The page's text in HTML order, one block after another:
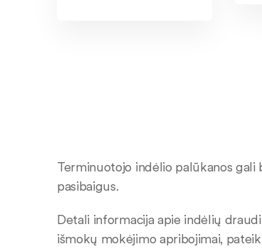
Terminuotojo indėlio palūkanos
pasibaigus.
Detali informacija apie indėlių
išmokų mokėjimo apribojimai,